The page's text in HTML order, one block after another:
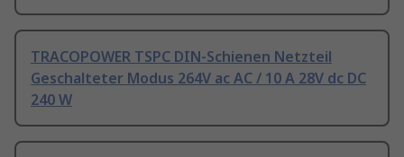
TRACOPOWER TSPC DIN-Schienen Netzteil
Geschalteter Modus 264V ac AC / 10 A 28V dc DC
240 W